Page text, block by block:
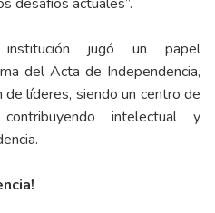
institución jugó un papel
del Acta de Independencia,
líderes, siendo un centro de
intelectual y